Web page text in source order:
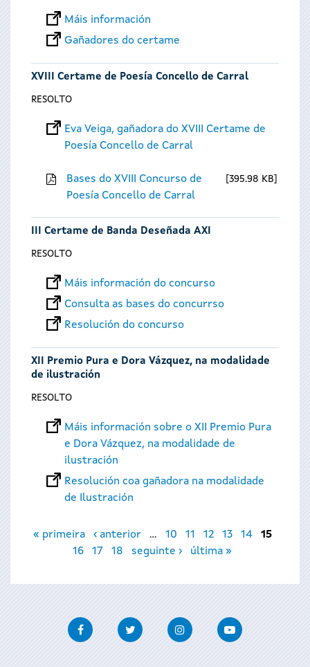
Máis información
Gañadores do certame
XVIII Certame de Poesía Concello de Carral
RESOLTO
Eva Veiga, gañadora do XVIII Certame de
Poesía Concello de Carral
Bases do XVIII Concurso de
Poesía Concello de Carral
395.98 KB
III Certame de Banda Deseñada AXI
RESOLTO
Máis información do concurso
Consulta as bases do concurrso
Resolución do concurso
XII Premio Pura e Dora Vázquez, na modalidade
de ilustración
RESOLTO
Máis información sobre o XII Premio Pura
e Dora Vázquez, na modalidade de
ilustración
Resolución coa gañadora na modalidade
de Ilustración
Páxinas
« primeira ‹ anterior … 10 11 12 13 14
15
16
17 18 seguinte › última »
FacebookTwitter InstagramYoutube